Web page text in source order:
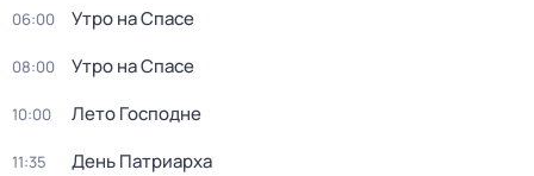
06:00 Утро на Спасе
08:00 Утро на Спасе
10:00 Лето Господне
11:35 День Патриарха